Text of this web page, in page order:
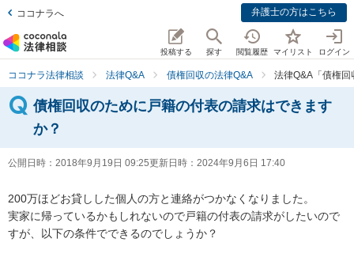
ココナラへ 弁護士の方はこちら
投稿する 探す 閲覧履歴 マイリスト ログイン
ココナラ法律相談 法律Q&A 債権回収の法律Q&A 法律Q&A「債権
債権回収のために戸籍の付表の請求はできます
か？
公開日時： 2018年9月19日 09:25更新日時： 2024年9月6日 17:40
200万ほどお貸しした個人の方と連絡がつかなくなりました。
実家に帰っているかもしれないので戸籍の付表の請求がしたいので
すが、以下の条件でできるのでしょうか？